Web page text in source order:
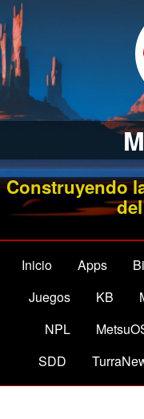
Construyendo
Inicio Apps
Juegos
KB
NPL
SDD